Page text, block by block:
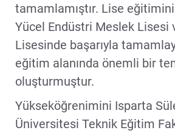
tamamlamıştır. Lise
Yücel Endüstri Meslek Lisesi
Lisesinde başarıyla
eğitim alanında önemli bir
oluşturmuştur.
Yükseköğrenimini Isparta
Üniversitesi Teknik Eğitim